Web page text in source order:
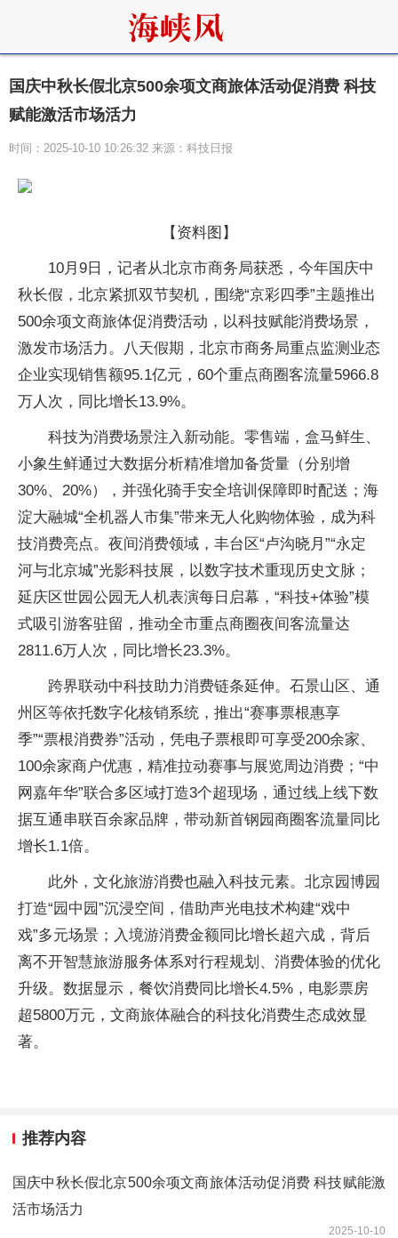
国庆中秋长假北京500余项文商旅体活动促消费 科技
赋能激活市场活力
时间：2025-10-10 10:26:32 来源：科技日报
【资料图】
10月9日，记者从北京市商务局获悉，今年国庆中
秋长假，北京紧抓双节契机，围绕“京彩四季”主题推出
500余项文商旅体促消费活动，以科技赋能消费场景，
激发市场活力。八天假期，北京市商务局重点监测业态
企业实现销售额95.1亿元，60个重点商圈客流量5966.8
万人次，同比增长13.9%。
科技为消费场景注入新动能。零售端，盒马鲜生、
小象生鲜通过大数据分析精准增加备货量（分别增
30%、20%），并强化骑手安全培训保障即时配送；海
淀大融城“全机器人市集”带来无人化购物体验，成为科
技消费亮点。夜间消费领域，丰台区“卢沟晓月”“永定
河与北京城”光影科技展，以数字技术重现历史文脉；
延庆区世园公园无人机表演每日启幕，“科技+体验”模
式吸引游客驻留，推动全市重点商圈夜间客流量达
2811.6万人次，同比增长23.3%。
跨界联动中科技助力消费链条延伸。石景山区、通
州区等依托数字化核销系统，推出“赛事票根惠享
季”“票根消费券”活动，凭电子票根即可享受200余家、
100余家商户优惠，精准拉动赛事与展览周边消费；“中
网嘉年华”联合多区域打造3个超现场，通过线上线下数
据互通串联百余家品牌，带动新首钢园商圈客流量同比
增长1.1倍。
此外，文化旅游消费也融入科技元素。北京园博园
打造“园中园”沉浸空间，借助声光电技术构建“戏中
戏”多元场景；入境游消费金额同比增长超六成，背后
离不开智慧旅游服务体系对行程规划、消费体验的优化
升级。数据显示，餐饮消费同比增长4.5%，电影票房
超5800万元，文商旅体融合的科技化消费生态成效显
著。
推荐内容
国庆中秋长假北京500余项文商旅体活动促消费 科技赋能激
活市场活力
2025-10-10